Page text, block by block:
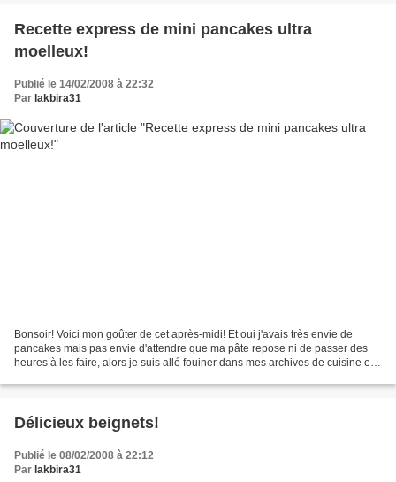
Recette express de mini pancakes ultra
moelleux!
Publié le 14/02/2008 à 22:32
Par lakbira31
Bonsoir! Voici mon goûter de cet après-midi! Et oui j'avais très envie de
pancakes mais pas envie d'attendre que ma pâte repose ni de passer des
heures à les faire, alors je suis allé fouiner dans mes archives de cuisine et
Délicieux beignets!
Publié le 08/02/2008 à 22:12
Par lakbira31